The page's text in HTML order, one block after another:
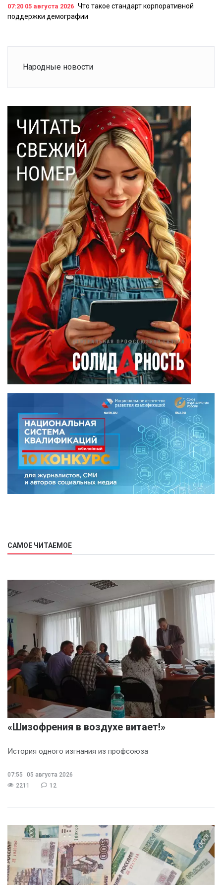
07:20 05 августа 2026 Что такое стандарт корпоративной
поддержки демографии
Народные новости
САМОЕ ЧИТАЕМОЕ
«Шизофрения в воздухе витает!»
История одного изгнания из профсоюза
07:55
05 августа 2026
2211
12